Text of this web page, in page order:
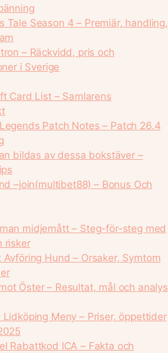
Tale Season 4 – Premiär, handling,
– Räckvidd, pris och
i Sverige
Card List – Samlarens
Patch Notes – Patch 26.4
bildas av dessa bokstäver –
–join(multibet88) – Bonus Och
midjemått – Steg-för-steg med
risker
Avföring Hund – Orsaker, Symtom
Öster – Resultat, mål och analys
Lidköping Meny – Priser, öppettider
Rabattkod ICA – Fakta och